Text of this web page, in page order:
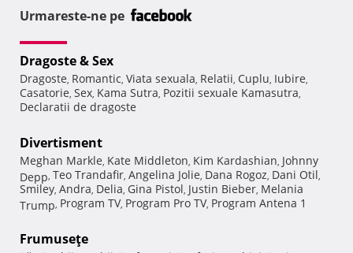
Urmareste-ne pe
Dragoste & Sex
Dragoste, Romantic, Viata sexuala, Relatii, Cuplu, Iubire,
Casatorie, Sex, Kama Sutra, Pozitii sexuale Kamasutra,
Declaratii de dragoste
Divertisment
Meghan Markle, Kate Middleton, Kim Kardashian, Johnny
Depp, Teo Trandafir, Angelina Jolie, Dana Rogoz, Dani Otil,
Smiley, Andra, Delia, Gina Pistol, Justin Bieber, Melania
Trump, Program TV, Program Pro TV, Program Antena 1
Frumuseţe